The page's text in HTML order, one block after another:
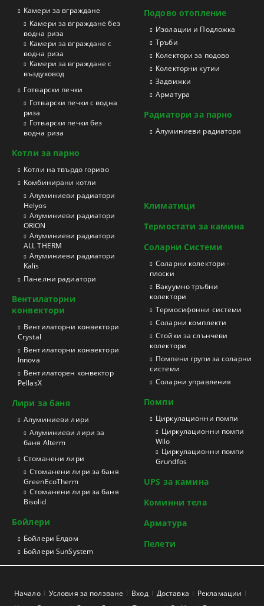
Камери за вграждане
Камери за вграждане без
водна риза
Камери за вграждане с
водна риза
Камери за вграждане с
въздуховод
Готварски печки
Готварски печки с водна
риза
Готварски печки без
водна риза
Котли за парно
Котли на твърдо гориво
Kомбинирани котли
Подово отопление
Изолации и Подложка
Тръби
Колектори за подово
Колекторни кутии
Задвижки
Арматура
Радиатори за парно
Aлуминиеви радиатори
Aлуминиеви радиатори
Helyos
Aлуминиеви радиатори
ORION
Aлуминиеви радиатори
ALL THERM
Aлуминиеви радиатори
Kalis
Панелни радиатори
Вентилаторни
конвектори
Вентилаторни конвектори
Crystal
Вентилаторни конвектори
Innova
Вентилаторен конвектор
PellasX
Лири за баня
Aлуминиеви лири
Алуминиеви лири за
баня Alterm
Стоманени лири
Стоманени лири за баня
GreenEcoTherm
Стоманени лири за баня
Bisolid
Бойлери
Бойлери Елдом
Бойлери SunSystem
Климатици
Термостати за камина
Соларни Системи
Соларни колектори -
плоски
Вакуумно тръбни
колектори
Термосифонни системи
Соларни комплекти
Стойки за слънчеви
колектори
Помпени групи за соларни
системи
Соларни управления
Помпи
Циркулационни помпи
Циркулационни помпи
Wilo
Циркулационни помпи
Grundfos
UPS за камина
Коминни тела
Арматура
Пелети
Начало Условия за ползване Вход Доставка
Рекламации